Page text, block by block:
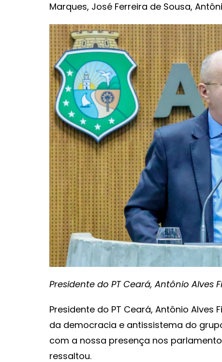
Marques, José Ferreira de Sousa,
Presidente do PT Ceará, Antônio Alves
Presidente do PT Ceará, Antônio
da democracia e antissistema do
com a nossa presença nos
ressaltou.